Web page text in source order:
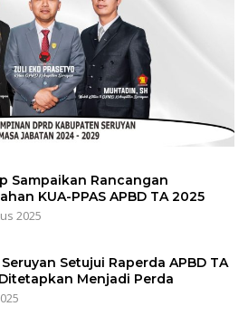
Sampaikan Rancangan
KUA-PPAS APBD TA 2025
2025
Seruyan Setujui Raperda APBD TA
Menjadi Perda